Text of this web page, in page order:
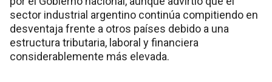
sector industrial argentino continúa compitiendo en
desventaja frente a otros países debido a una
estructura tributaria, laboral y financiera
considerablemente más elevada.